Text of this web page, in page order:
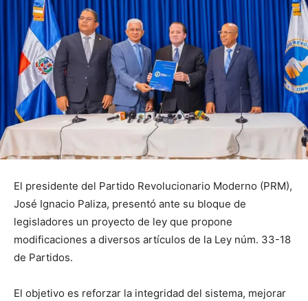
El presidente del Partido Revolucionario Moderno (PRM),
José Ignacio Paliza, presentó ante su bloque de
legisladores un proyecto de ley que propone
modificaciones a diversos artículos de la Ley núm. 33-18
de Partidos.
El objetivo es reforzar la integridad del sistema, mejorar